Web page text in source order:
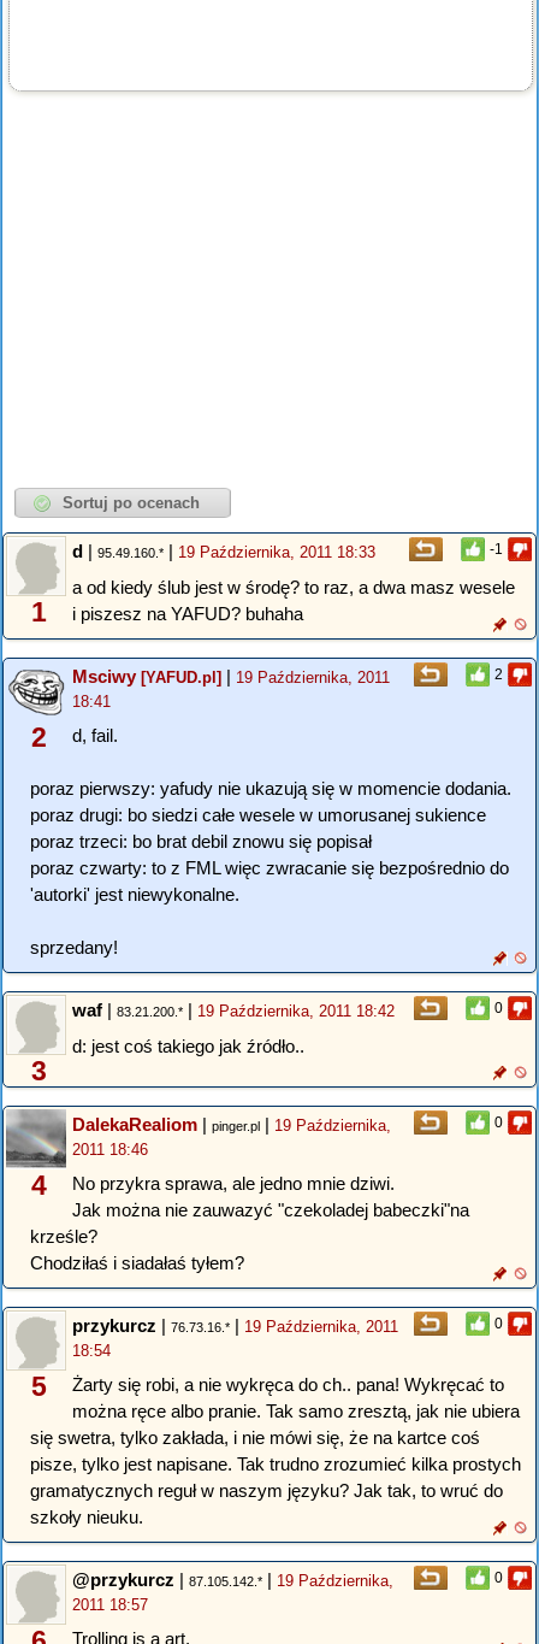
-1
1
d | 95.49.160.* | 19 Października, 2011 18:33
a od kiedy ślub jest w środę? to raz, a dwa masz wesele
i piszesz na YAFUD? buhaha
2
2
Msciwy[YAFUD.pl] | 19 Października, 2011
18:41
d, fail.
poraz pierwszy: yafudy nie ukazują się w momencie dodania.
poraz drugi: bo siedzi całe wesele w umorusanej sukience
poraz trzeci: bo brat debil znowu się popisał
poraz czwarty: to z FML więc zwracanie się bezpośrednio do
'autorki' jest niewykonalne.
sprzedany!
0
3
waf | 83.21.200.* | 19 Października, 2011 18:42
d: jest coś takiego jak źródło..
0
4
DalekaRealiom | pinger.pl | 19 Października,
2011 18:46
No przykra sprawa, ale jedno mnie dziwi.
Jak można nie zauwazyć "czekoladej babeczki"na
krześle?
Chodziłaś i siadałaś tyłem?
0
5
przykurcz | 76.73.16.* | 19 Października, 2011
18:54
Żarty się robi, a nie wykręca do ch.. pana! Wykręcać to
można ręce albo pranie. Tak samo zresztą, jak nie ubiera
się swetra, tylko zakłada, i nie mówi się, że na kartce coś
pisze, tylko jest napisane. Tak trudno zrozumieć kilka prostych
gramatycznych reguł w naszym języku? Jak tak, to wruć do
szkoły nieuku.
0
@przykurcz | 87.105.142.* | 19 Października,
2011 18:57
Trolling is a art.